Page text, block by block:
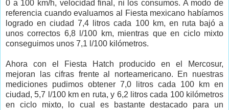
0 a 100 km/h, velocidad final, ni los consumos. A modo de
referencia cuando evaluamos al Fiesta mexicano habíamos
logrado en ciudad 7,4 litros cada 100 km, en ruta bajó a
unos correctos 6,8 l/100 km, mientras que en ciclo mixto
conseguimos unos 7,1 l/100 kilómetros.
Ahora con el Fiesta Hatch producido en el Mercosur,
mejoran las cifras frente al norteamericano. En nuestras
mediciones pudimos obtener 7,0 litros cada 100 km en
ciudad, 5,7 l/100 km en ruta, y 6,2 litros cada 100 kilómetros
en ciclo mixto, lo cual es bastante destacado para un